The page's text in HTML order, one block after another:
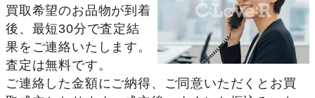
買取希望のお品物が到着
後、最短30分で査定結
果をご連絡いたします。
査定は無料です。
ご連絡した金額にご納得、ご同意いただくとお買